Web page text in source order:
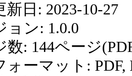
新日: 2023-10-27
ョン: 1.0.0
数: 144ページ
ォーマット: PDF,